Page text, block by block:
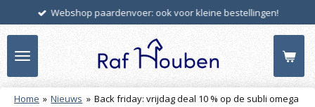
de
hoofdinhoud
Webshop paardenvoer: ook voor kleine bestellingen!
Home » Nieuws » Back friday: vrijdag deal 10 % op de subli omega